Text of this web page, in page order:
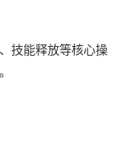
技能释放等核心操